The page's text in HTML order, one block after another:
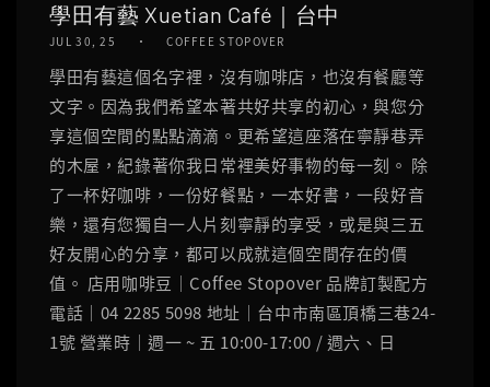
學田有藝 Xuetian Café｜台中
JUL 30, 25 COFFEE STOPOVER
學田有藝這個名字裡，沒有咖啡店，也沒有餐廳等
文字。因為我們希望本著共好共享的初心，與您分
享這個空間的點點滴滴。更希望這座落在寧靜巷弄
的木屋，紀錄著你我日常裡美好事物的每一刻。 除
了一杯好咖啡，一份好餐點，一本好書，一段好音
樂，還有您獨自一人片刻寧靜的享受，或是與三五
好友開心的分享，都可以成就這個空間存在的價
值。 店用咖啡豆｜Coffee Stopover 品牌訂製配方
電話｜04 2285 5098 地址｜台中市南區頂橋三巷24-
1號 營業時｜週一 ~ 五 10:00-17:00 / 週六、日